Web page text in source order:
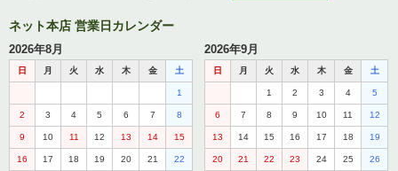
ネット本店 営業日カレンダー
2026年8月
日 月 火 水 木 金 土
1
2 3 4 5 6 7 8
9 10 11 12 13 14 15
16 17 18 19 20 21 22
2026年9月
日 月 火 水 木 金 土
1 2 3 4 5
6 7 8 9 10 11 12
13 14 15 16 17 18 19
20 21 22 23 24 25 26